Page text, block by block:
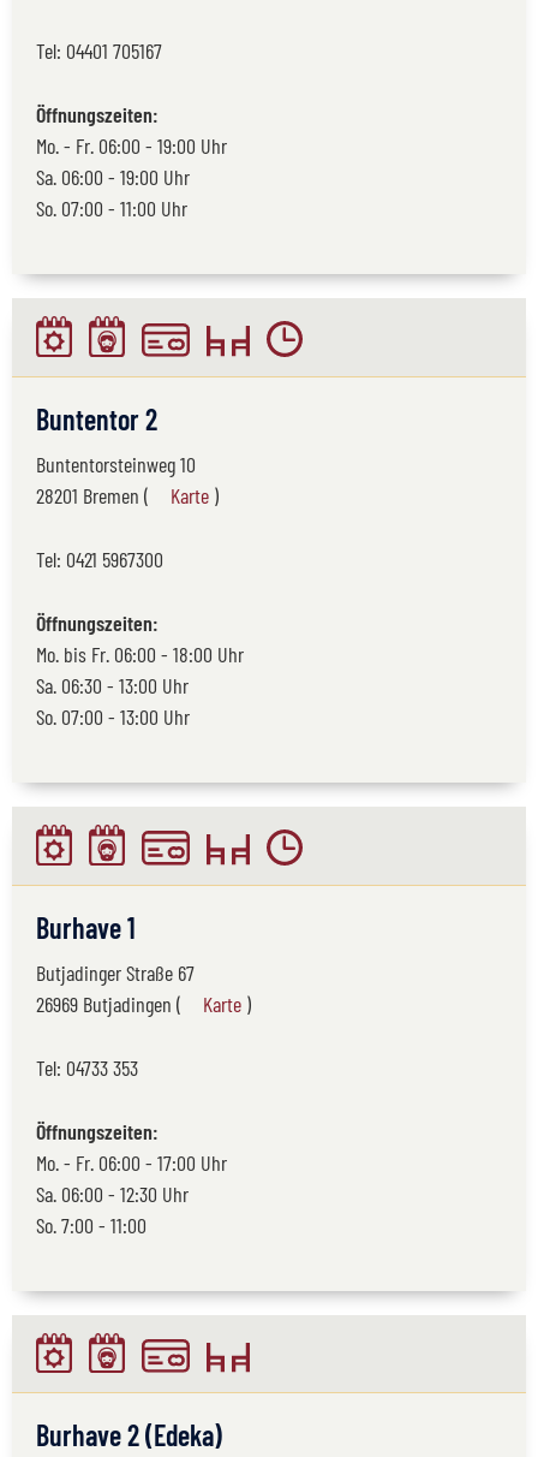
Tel: 04401 705167
Öffnungszeiten:
Mo. - Fr. 06:00 - 19:00 Uhr
Sa. 06:00 - 19:00 Uhr
So. 07:00 - 11:00 Uhr
Buntentor 2
Buntentorsteinweg 10
28201 Bremen (
Karte )
Tel: 0421 5967300
Öffnungszeiten:
Mo. bis Fr. 06:00 - 18:00 Uhr
Sa. 06:30 - 13:00 Uhr
So. 07:00 - 13:00 Uhr
Burhave 1
Butjadinger Straße 67
26969 Butjadingen (
Karte )
Tel: 04733 353
Öffnungszeiten:
Mo. - Fr. 06:00 - 17:00 Uhr
Sa. 06:00 - 12:30 Uhr
So. 7:00 - 11:00
Burhave 2 (Edeka)